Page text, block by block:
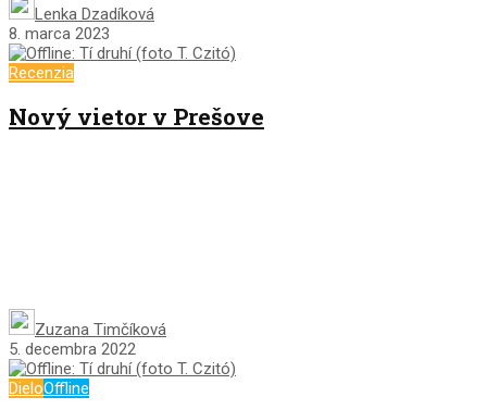
Lenka Dzadíková
8. marca 2023
Recenzia
Nový vietor v Prešove
Zuzana Timčíková
5. decembra 2022
DieloOffline